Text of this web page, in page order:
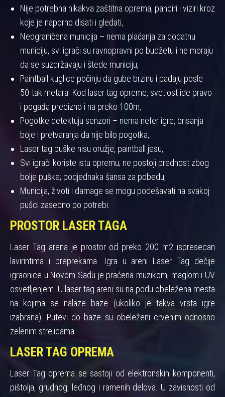
Nije potrebna nikakva zaštitna oprema, panciri i viziri kroz
koje je naporno disati i gledati,
Neograničena municija – nema plaćanja za dodatnu
municiju, svi igrači su ravnopravni po budžetu i ne moraju
da se suzdržavaju i štede municiju,
Paintball kuglice počinju da gube brzinu i padaju posle
50-tak metara. Kod laser tag opreme, svetlost ide pravo
i pogađa precizno i na preko 100m,
Pogotke detektuju senzori – nema nefer igre, brisanja
boje i pretvaranja da nije bilo pogotka,
Laser tag puške nisu oružje, paintball jesu,
Svi igrači koriste istu opremu; ne postoji prednost zbog
bolje puške; podjednaka šansa za pobedu,
Municija, životi i damage se mogu podešavati na svakoj
pušci zasebno po potrebi.
PROSTOR LASER TAGA
Laser Tag arena je prostor od preko 200 m2 ispresecan
lavirintima i preprekama. Igra u areni Laser Tag dečije
igraonice u Novom Sadu je praćena muzikom, maglom i UV
osvetljenjem. U laser tag areni su na podu obeležena mesta
na kojima se nalaze baze (ukoliko je takva vrsta igre
izabrana). Putevi do baze su obeleženi crvenim odnosno
zelenim strelicama.
LASER TAG OPREMA
Laser Tag oprema se sastoji od elektronskih komponenti,
pištolja, grudnog, leđnog i ramenih delova. U zavisnosti od